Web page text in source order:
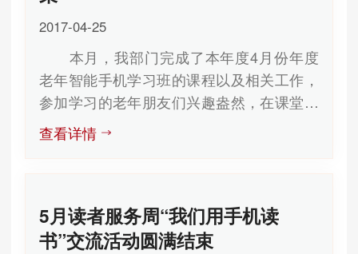
2017-04-25
本月，我部门完成了本年度4月份年度
老年智能手机学习班的课程以及相关工作，
参加学习的老年朋友们兴趣盎然，在课堂上
收获了许多有智能手机的常用知识和技能。
与电脑课程不同，智能手机班能够使老
交流，他们建立微信群，一起探讨有关手机
上网、聊天、下载等内容，并且相互之间成
查看详情
5月读者服务周“我们用手机读
书”交流活动圆满结束